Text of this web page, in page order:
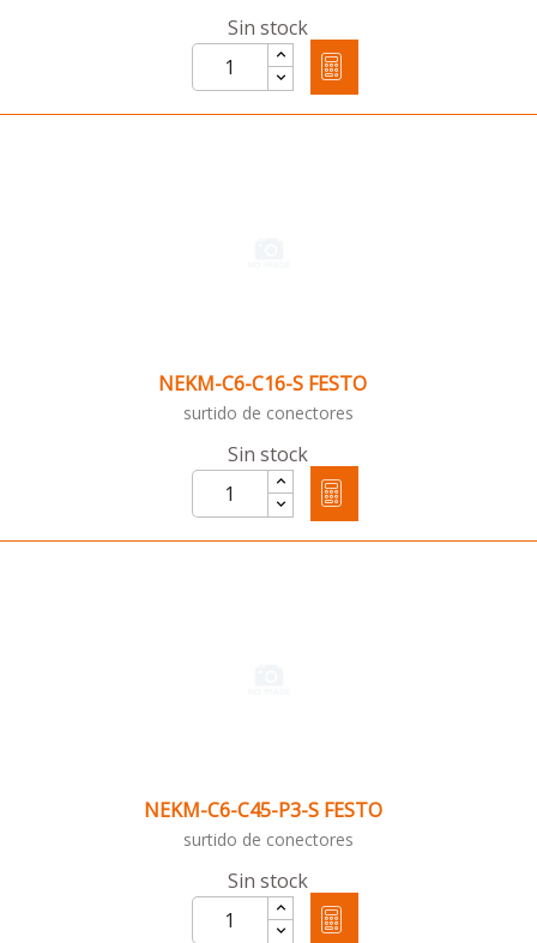
Sin stock
NEKM-C6-C16-S FESTO
surtido de conectores
Sin stock
NEKM-C6-C45-P3-S FESTO
surtido de conectores
Sin stock